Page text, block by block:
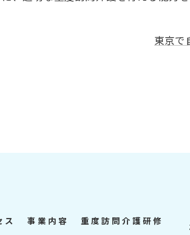
東京で
ス 事業内容
重度訪問介護研修